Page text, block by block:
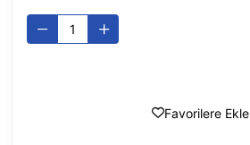
Favorilere Ekle